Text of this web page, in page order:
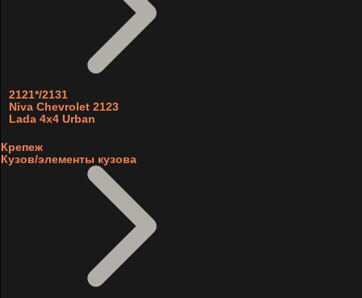
2121*/2131
Niva Chevrolet 2123
Lada 4x4 Urban
Крепеж
Кузов/элементы кузова